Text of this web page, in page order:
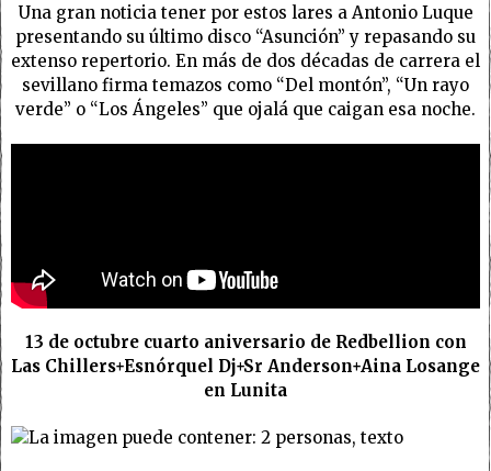
Una gran noticia tener por estos lares a Antonio Luque
presentando su último disco “Asunción” y repasando su
extenso repertorio. En más de dos décadas de carrera el
sevillano firma temazos como “Del montón”, “Un rayo
verde” o “Los Ángeles” que ojalá que caigan esa noche.
13 de octubre cuarto aniversario de Redbellion con
Las Chillers+Esnórquel Dj+Sr Anderson+Aina Losange
en Lunita